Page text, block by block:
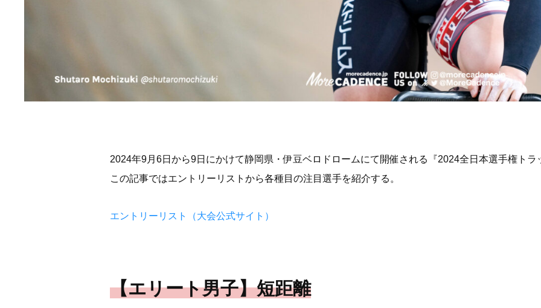
2024年9月6日から9日にかけて静岡県・伊豆ベロドロームにて開催される『2024全日本選手権トラ
この記事ではエントリーリストから各種目の注目選手を紹介する。
エントリーリスト（大会公式サイト）
【エリート男子】短距離